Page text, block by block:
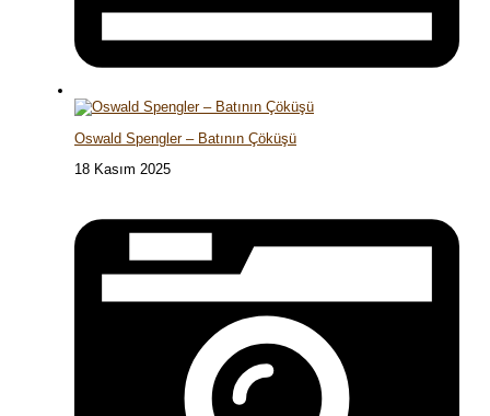
Oswald Spengler – Batının Çöküşü
18 Kasım 2025